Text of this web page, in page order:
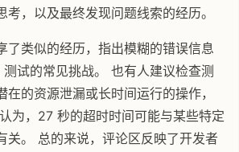
，以及最终发现问题线索的经历。
了类似的经历，指出模糊的错误信息
试的常见挑战。 也有人建议检查测
的资源泄漏或长时间运行的操作，
为，27 秒的超时时间可能与某些特定
关。 总的来说，评论区反映了开发者